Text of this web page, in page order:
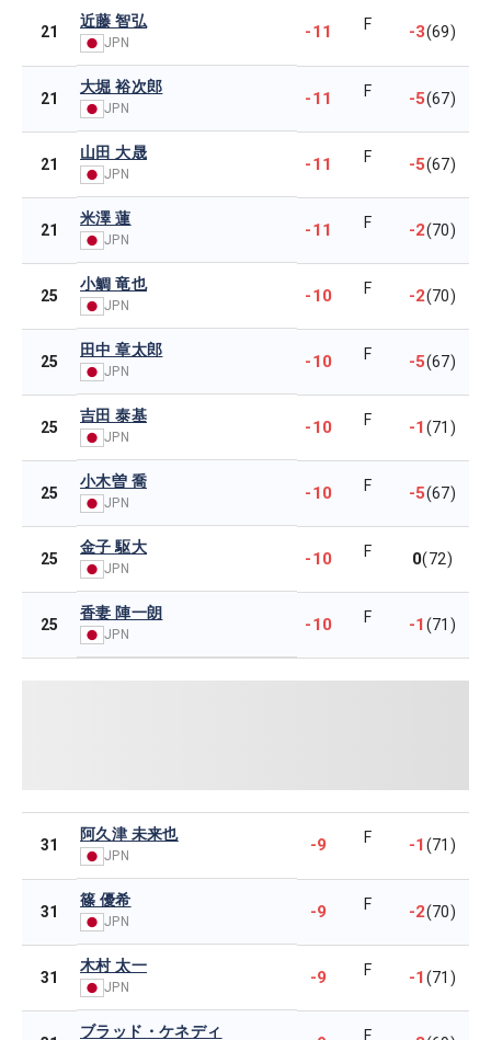
21
近藤 智弘
JPN
-11 F -3(69)
21
大堀 裕次郎
JPN -11 F -5(67)
21
山田 大晟
JPN -11 F -5(67)
21
米澤 蓮
JPN -11 F -2(70)
25
小鯛 竜也
JPN -10 F -2(70)
25
田中 章太郎
JPN -10 F -5(67)
25
吉田 泰基
JPN -10 F -1(71)
25
小木曽 喬
JPN -10 F -5(67)
25
金子 駆大
JPN -10 F 0(72)
25
香妻 陣一朗
JPN -10 F -1(71)
31
阿久津 未来也
JPN
-9 F -1(71)
31
篠 優希
JPN -9 F -2(70)
31
木村 太一
JPN -9 F -1(71)
ブラッド・ケネディ F